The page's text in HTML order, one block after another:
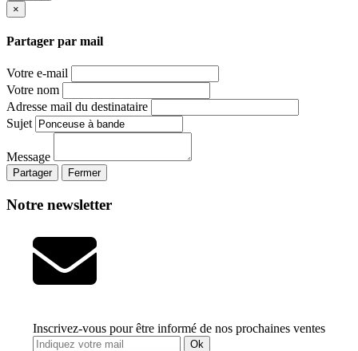
×
Partager par mail
Votre e-mail
Votre nom
Adresse mail du destinataire
Sujet
Message
Partager Fermer
Notre newsletter
Inscrivez-vous pour être informé de nos prochaines ventes
Ok